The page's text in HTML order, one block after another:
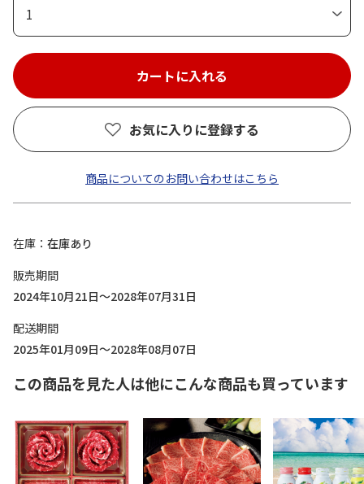
1
お気に入りに登録する
商品についてのお問い合わせはこちら
在庫
在庫あり
販売期間
2024年10月21日～2028年07月31日
配送期間
2025年01月09日～2028年08月07日
この商品を見た人は他にこんな商品も買っています